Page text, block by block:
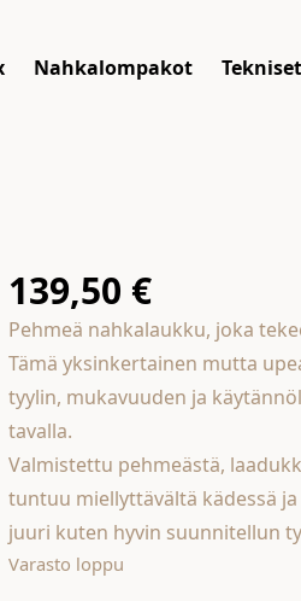
Nahkalompakot
139,50 €
Pehmeä nahkalaukku, joka
Tämä yksinkertainen mutta
tyylin, mukavuuden ja
tavalla.
Valmistettu pehmeästä,
tuntuu miellyttävältä kädessä
juuri kuten hyvin suunnitellun
Varasto loppu